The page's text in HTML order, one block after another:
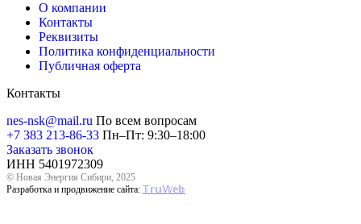
О компании
Контакты
Реквизиты
Политика конфиденциальности
Публичная оферта
Контакты
nes-nsk@mail.ru По всем вопросам
+7 383 213-86-33 Пн–Пт: 9:30–18:00
Заказать звонок
ИНН 5401972309
© Новая Энергия Сибири, 2025
Разработка и продвижение сайта: 𝕋𝕣𝕦𝕎𝕖𝕓